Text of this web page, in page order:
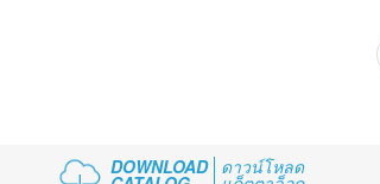
DOWNLOAD ดาวน์โหลด